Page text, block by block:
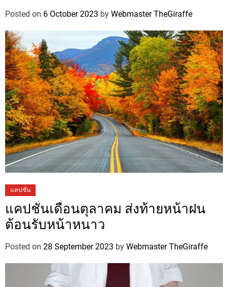
Posted on 6 October 2023 by Webmaster TheGiraffe
แคปชั่น
แคปชั่นเดือนตุลาคม ส่งท้ายหน้าฝน
ต้อนรับหน้าหนาว
Posted on 28 September 2023 by Webmaster TheGiraffe